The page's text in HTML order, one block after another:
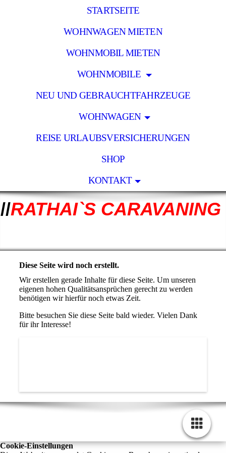
STARTSEITE
WOHNWAGEN MIETEN
WOHNMOBIL MIETEN
WOHNMOBILE
NEU UND GEBRAUCHTFAHRZEUGE
WOHNWAGEN
REISE URLAUBSVERSICHERUNGEN
SHOP
KONTAKT
//RATHAI`S CARAVANING
Diese Seite wird noch erstellt.
Wir erstellen gerade Inhalte für diese Seite. Um unseren
eigenen hohen Qualitätsansprüchen gerecht zu werden
benötigen wir hierfür noch etwas Zeit.
Bitte besuchen Sie diese Seite bald wieder. Vielen Dank
für ihr Interesse!
Cookie-Einstellungen